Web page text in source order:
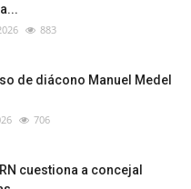
883
de diácono Manuel Medel
706
cuestiona a concejal